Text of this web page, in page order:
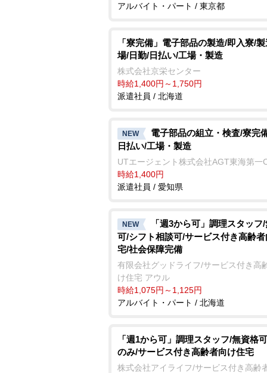
アルバイト・パート / 東京都
「寮完備」電子部品の製造/即入寮/
場/日勤/日払い/工場・製造
株式会社京栄センター
時給1,400円～1,750円
派遣社員 / 北海道
NEW
電子部品の組立・検査/寮完
日払い/工場・製造
UTエージェント株式会社AGT東海第一
時給1,400円
派遣社員 / 愛知県
NEW
「週3から可」調理スタッフ
可/シフト相談可/サービス付き高齢
宅/社会保障完備
有限会社グッドライフ/サービス付き高
け住宅 アウル
時給1,075円～1,125円
アルバイト・パート / 北海道
「週1から可」調理スタッフ/無資格
のみ/サービス付き高齢者向け住宅
株式会社アイライフ/サービス付き高齢